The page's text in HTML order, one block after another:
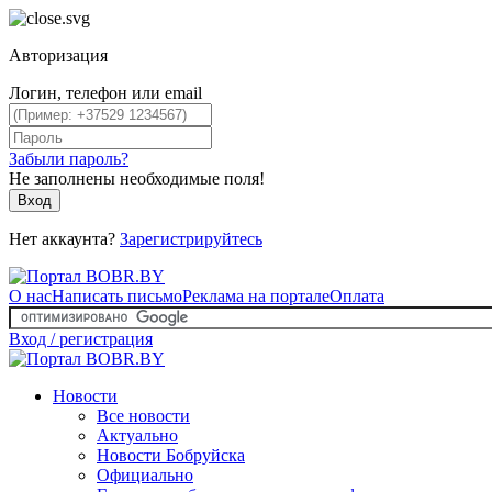
Авторизация
Логин, телефон или email
Забыли пароль?
Не заполнены необходимые поля!
Вход
Нет аккаунта? Зарегистрируйтесь
О насНаписать письмоРеклама на порталеОплата
Вход / регистрация
Новости
Все новости
Актуально
Новости Бобруйска
Официально